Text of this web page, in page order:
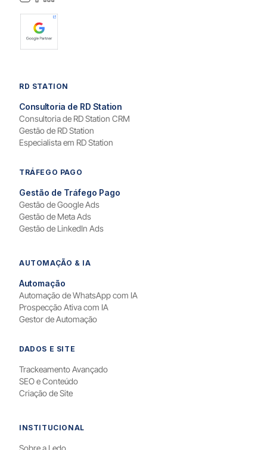
RD STATION
Consultoria de RD Station
Consultoria de RD Station CRM
Gestão de RD Station
Especialista em RD Station
TRÁFEGO PAGO
Gestão de Tráfego Pago
Gestão de Google Ads
Gestão de Meta Ads
Gestão de LinkedIn Ads
AUTOMAÇÃO & IA
Automação
Automação de WhatsApp com IA
Prospecção Ativa com IA
Gestor de Automação
DADOS E SITE
Trackeamento Avançado
SEO e Conteúdo
Criação de Site
INSTITUCIONAL